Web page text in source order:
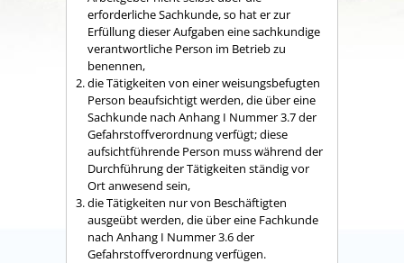
erforderliche Sachkunde, so hat er zur
Erfüllung dieser Aufgaben eine sachkundige
verantwortliche Person im Betrieb zu
benennen,
die Tätigkeiten von einer weisungsbefugten
Person beaufsichtigt werden, die über eine
Sachkunde nach Anhang I Nummer 3.7 der
Gefahrstoffverordnung verfügt; diese
aufsichtführende Person muss während der
Durchführung der Tätigkeiten ständig vor
Ort anwesend sein,
die Tätigkeiten nur von Beschäftigten
ausgeübt werden, die über eine Fachkunde
nach Anhang I Nummer 3.6 der
Gefahrstoffverordnung verfügen.